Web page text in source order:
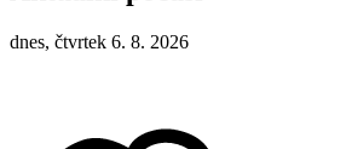
dnes, čtvrtek 6. 8. 2026